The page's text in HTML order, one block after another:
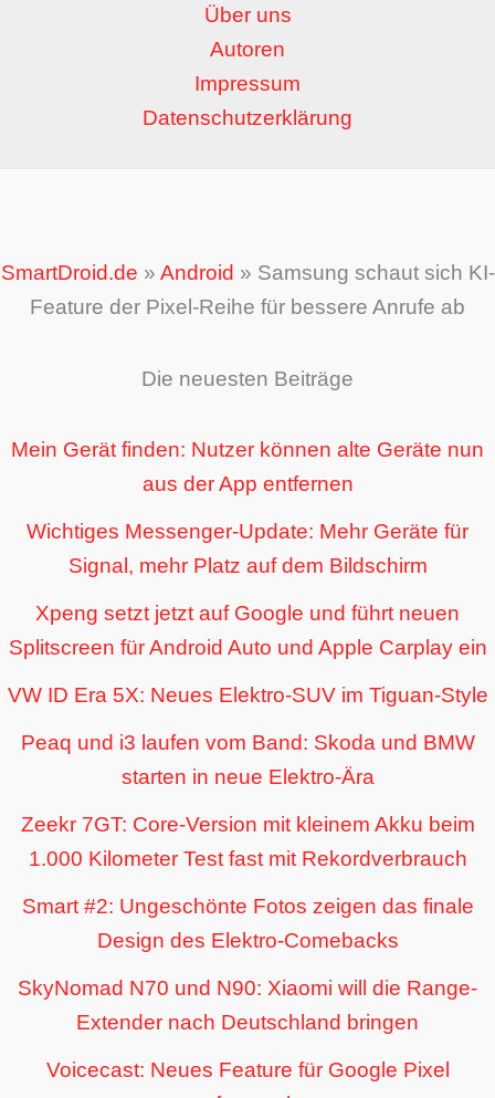
Über uns
Autoren
Impressum
Datenschutzerklärung
SmartDroid.de » Android » Samsung schaut sich KI-
Feature der Pixel-Reihe für bessere Anrufe ab
Die neuesten Beiträge
Mein Gerät finden: Nutzer können alte Geräte nun
aus der App entfernen
Wichtiges Messenger-Update: Mehr Geräte für
Signal, mehr Platz auf dem Bildschirm
Xpeng setzt jetzt auf Google und führt neuen
Splitscreen für Android Auto und Apple Carplay ein
VW ID Era 5X: Neues Elektro-SUV im Tiguan-Style
Peaq und i3 laufen vom Band: Skoda und BMW
starten in neue Elektro-Ära
Zeekr 7GT: Core-Version mit kleinem Akku beim
1.000 Kilometer Test fast mit Rekordverbrauch
Smart #2: Ungeschönte Fotos zeigen das finale
Design des Elektro-Comebacks
SkyNomad N70 und N90: Xiaomi will die Range-
Extender nach Deutschland bringen
Voicecast: Neues Feature für Google Pixel